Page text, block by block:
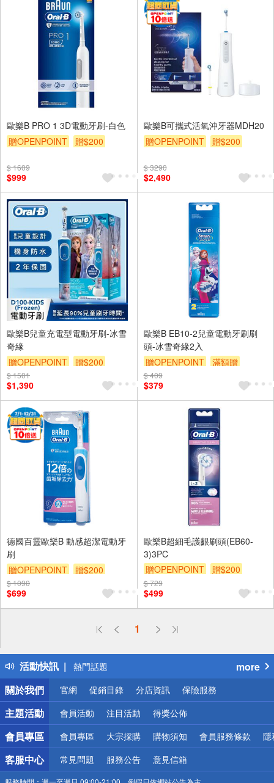
歐樂B PRO 1 3D電動牙刷-白色
贈OPENPOINT
贈$200
$ 1609
$999
歐樂B可攜式活氧沖牙器MDH20
贈OPENPOINT
贈$200
$ 3290
$2,490
歐樂B兒童充電型電動牙刷-冰雪
奇緣
贈OPENPOINT
贈$200
$ 1501
$1,390
歐樂B EB10-2兒童電動牙刷刷
頭-冰雪奇緣2入
贈OPENPOINT
滿額贈
贈$200
$ 409
$379
德國百靈歐樂B 動感超潔電動牙
刷
贈OPENPOINT
贈$200
$ 1090
$699
歐樂B超細毛護齦刷頭(EB60-
3)3PC
贈OPENPOINT
贈$200
$ 729
$499
1
活動快訊
偏遠地區配送
得獎公告
熱門話題
銀行優惠
偏遠地區配送
詐騙網頁！請小心！
more
關於我們
官網 促銷目錄 分店資訊 保險服務
主題活動 會員活動 注目活動 得獎公佈
會員專區 會員專區 大宗採購 購物須知 會員服務條款 隱
客服中心 常見問題 服務公告 意見信箱